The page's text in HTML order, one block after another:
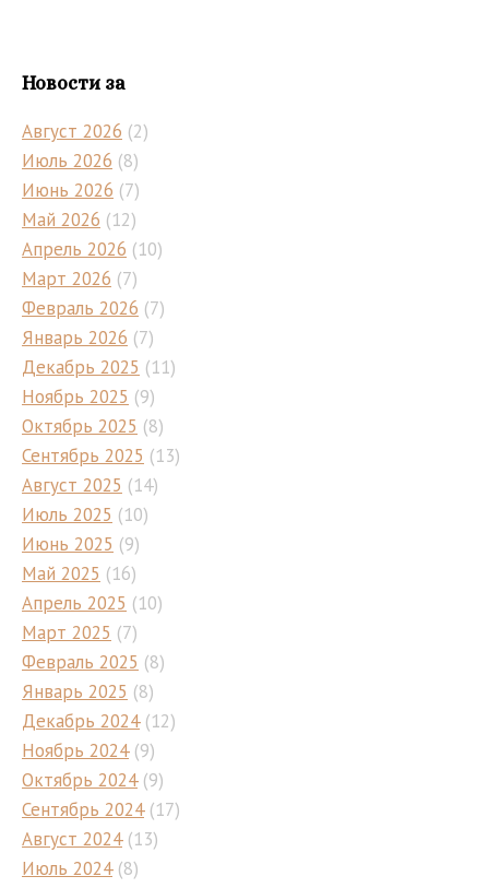
Новости за
Август 2026 (2)
Июль 2026 (8)
Июнь 2026 (7)
Май 2026 (12)
Апрель 2026 (10)
Март 2026 (7)
Февраль 2026 (7)
Январь 2026 (7)
Декабрь 2025 (11)
Ноябрь 2025 (9)
Октябрь 2025 (8)
Сентябрь 2025 (13)
Август 2025 (14)
Июль 2025 (10)
Июнь 2025 (9)
Май 2025 (16)
Апрель 2025 (10)
Март 2025 (7)
Февраль 2025 (8)
Январь 2025 (8)
Декабрь 2024(12)
Ноябрь 2024(9)
Октябрь 2024(9)
Сентябрь 2024(17)
Август 2024(13)
Июль 2024(8)